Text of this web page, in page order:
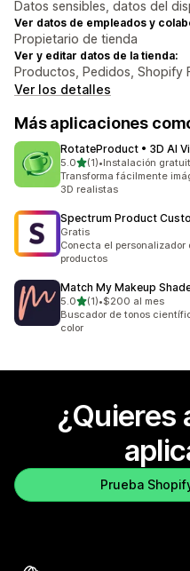
Datos sensibles, datos del
Ver datos de empleados y
Propietario de tienda
Ver y editar datos de la tienda:
Productos, Pedidos, Shopify
Ver los detalles
Más aplicaciones
RotateProduct • 3D AI
5.0de 5 estrellas
(1)
1 reseñas en total
•Instalación
Transforma fácilmente
3D realistas
Spectrum Product
Gratis
Conecta el
productos
Match My Makeup
5.0de 5 estrellas
(1)
1 reseñas en total
•$200 al mes
Buscador de tonos
color
¿Quieres
Prueba